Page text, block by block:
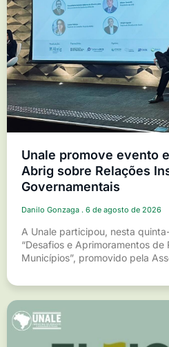
Unale promove evento
Abrig sobre Relações
Governamentais
Danilo Gonzaga 6 de agosto de 2026
A Unale participou, nesta
“Desafios e Aprimoramentos de
Municípios”, promovido pela